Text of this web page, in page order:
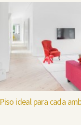
Piso ideal para cada